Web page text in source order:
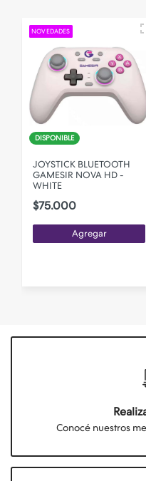
NOVEDADES
DISPONIBLE
JOYSTICK BLUETOOTH
GAMESIR NOVA HD -
WHITE
$75.000
Agregar
Conocé nuestros